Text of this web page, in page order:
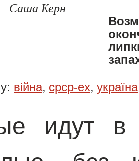
Саша Керн
війна, срср-ex, україна
идут в